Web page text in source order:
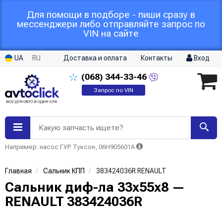
Для помощи в подборе - пиши сразу в
мессенджери либо отправляйте запрос по
VIN на сайте
UA RU Доставка и оплата Контакты Вход
(068) 344-33-46
Запрос по VIN
Какую запчасть ищете?
Например: насос ГУР Туксон, 06H905601A
Главная Сальник КПП 383424036R RENAULT
Сальник диф-ла 33х55х8 —
RENAULT 383424036R